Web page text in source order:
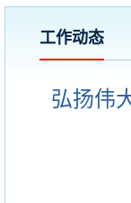
工作动态
弘扬伟